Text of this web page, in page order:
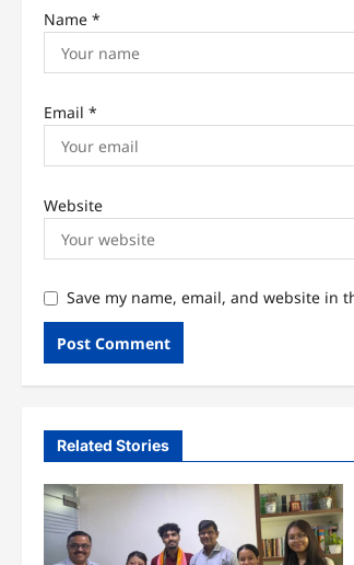
Name *
Email *
Website
Save my name, email, and website in
Related Stories